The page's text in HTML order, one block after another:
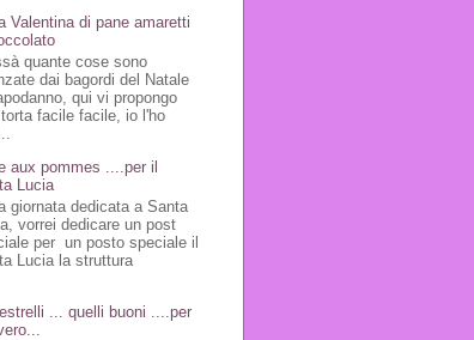
Valentina di pane amaretti
quante cose sono
dai bagordi del Natale
qui vi propongo
facile facile, io l'ho
aux pommes ....per il
Lucia
giornata dedicata a Santa
vorrei dedicare un post
per un posto speciale il
Lucia la struttura
... quelli buoni ....per